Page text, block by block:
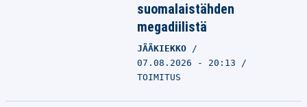
suomalaistähden
megadiilistä
JÄÄKIEKKO
07.08.2026 - 20:13
TOIMITUS